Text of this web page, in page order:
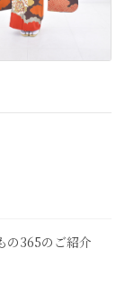
の365のご紹介